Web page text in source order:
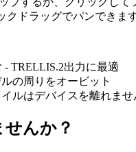
ドラッグでパンできます
TRELLIS.2出力に最適
の周りをオービット
ルはデバイスを離れませ
んか？